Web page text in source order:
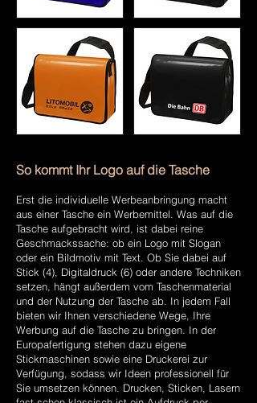
So kommt Ihr Logo auf die Tasche
Erst die individuelle Werbeanbringung macht
aus einer Tasche ein Werbemittel. Was auf die
Tasche aufgebracht wird, ist dabei reine
Geschmackssache: ob ein Logo mit Slogan
oder ein Bildmotiv mit Text. Ob Sie dabei auf
Stick (4), Digitaldruck (6) oder andere Techniken
setzen, hängt außerdem vom Taschenmaterial
und der Nutzung der Tasche ab. In jedem Fall
bieten wir Ihnen verschiedene Wege, Ihre
Werbung auf die Tasche zu bringen. In der
Europafertigung stehen dazu eigene
Stickmaschinen sowie eine Druckerei zur
Verfügung, sodass wir Ideen professionell für
Sie umsetzen können. Drucken, Sticken, Lasern